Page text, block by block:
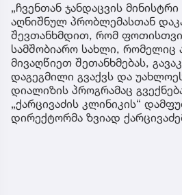
„ჩვენთან ჯანდაცვის
აღნიშნულ პრობლემასთან
შევთანხმდით, რომ
სამშობიარო სახლი, რომელიც
მივაღწიეთ შეთანხმებას,
დაგეგმილი გვაქვს და
დიალიზის პროგრამაც
„ქარცივაძის კლინიკის“
დირექტორმა ზვიად